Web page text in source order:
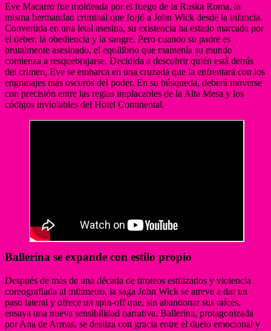
Eve Macarro fue moldeada por el fuego de la Ruska Roma, la
misma hermandad criminal que forjó a John Wick desde la infancia.
Convertida en una letal asesina, su existencia ha estado marcada por
el deber, la obediencia y la sangre. Pero cuando su padre es
brutalmente asesinado, el equilibrio que mantenía su mundo
comienza a resquebrajarse. Decidida a descubrir quién está detrás
del crimen, Eve se embarca en una cruzada que la enfrentará con los
engranajes más oscuros del poder. En su búsqueda, deberá moverse
con precisión entre las reglas implacables de la Alta Mesa y los
códigos inviolables del Hotel Continental.
Ballerina se expande con estilo propio
Después de más de una década de tiroteos estilizados y violencia
coreografiada al milímetro, la saga John Wick se atreve a dar un
paso lateral y ofrece un spin-off que, sin abandonar sus raíces,
ensaya una nueva sensibilidad narrativa. Ballerina, protagonizada
por Ana de Armas, se desliza con gracia entre el duelo emocional y